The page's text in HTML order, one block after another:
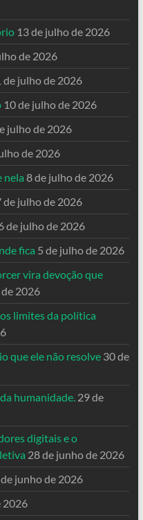
13 de julho de 2026
de 2026
de julho de 2026
10 de julho de 2026
julho de 2026
de 2026
nela 8 de julho de 2026
de julho de 2026
de julho de 2026
fica 5 de julho de 2026
vira devoção que
2026
limites da política
que ele não resolve 30 de
humanidade. 29 de
digitais e o
28 de junho de 2026
junho de 2026
2026